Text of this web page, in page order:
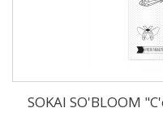
SOKAI SO'BLOOM